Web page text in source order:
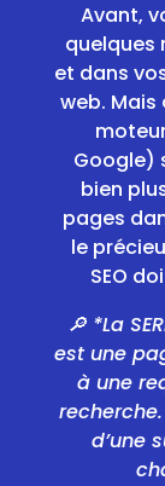
Avant,
quelques
et dans
web. Mais
Google)
bien
pages
le
SEO
🔎 *La
est une
à une
d’une